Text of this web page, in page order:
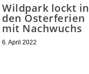
Wildpark lockt in
den Osterferien
mit Nachwuchs
6. April 2022